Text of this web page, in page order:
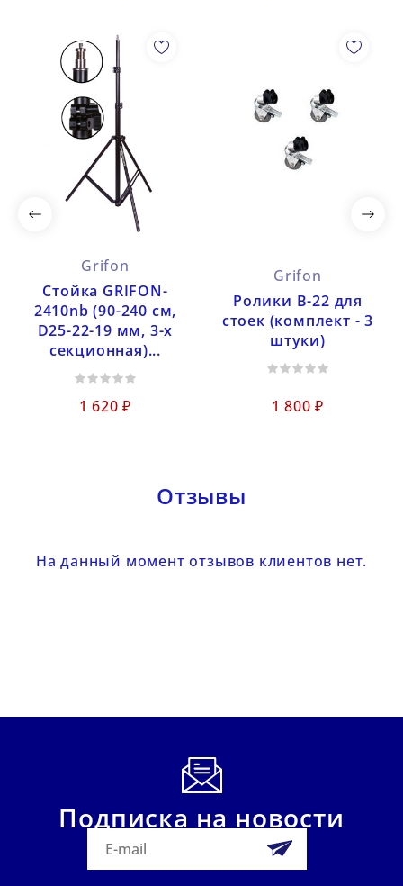
Grifon
Стойка GRIFON-
2410nb (90-240 см,
D25-22-19 мм, 3-х
секционная)...
1 620 ₽
Grifon
Ролики B-22 для
стоек (комплект - 3
штуки)
1 800 ₽
Отзывы
На данный момент отзывов клиентов нет.
Подписка на новости